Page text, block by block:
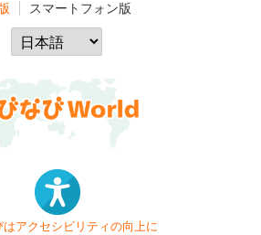
スマートフォン版
はアクセシビリティの向上に